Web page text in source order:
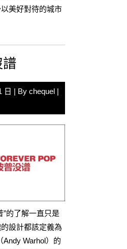
美好對待的城市
譜
日 | By chequel |
”的了解一直只是
設計都該定義為
Andy Warhol）的